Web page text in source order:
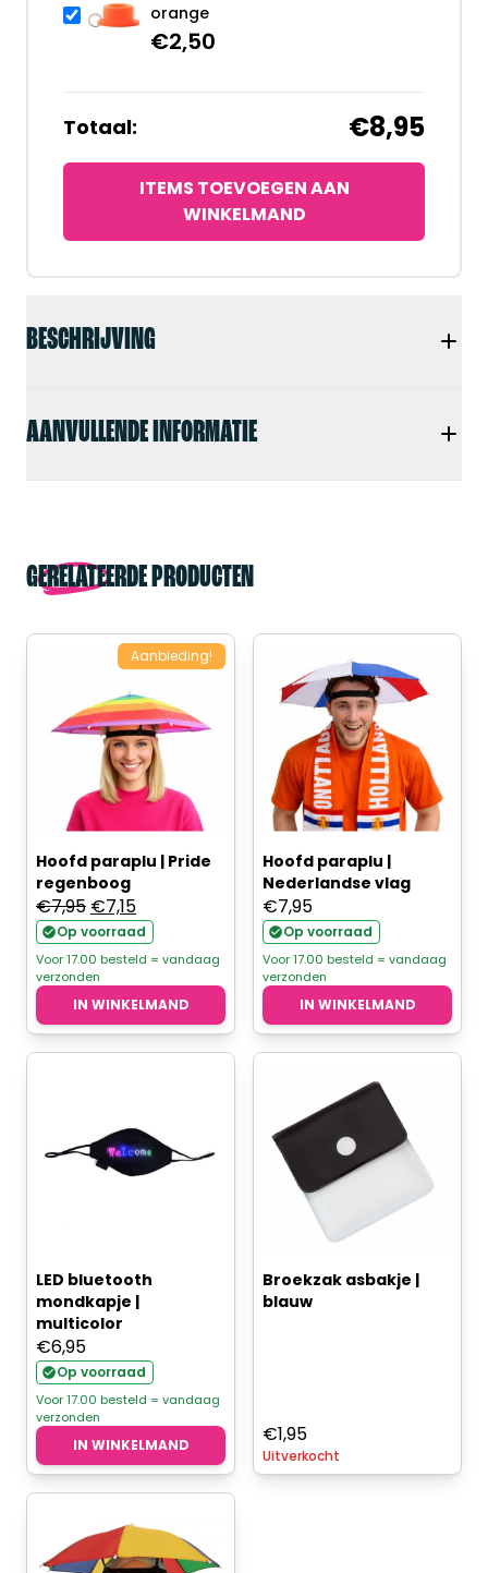
BESCHRIJVING
AANVULLENDE INFORMATIE
orange
€2,50
Totaal: €8,95
ITEMS TOEVOEGEN AAN
WINKELMAND
GERELATEERDE PRODUCTEN
Aanbieding!
Hoofd paraplu | Pride
regenboog
€7,95 Oorspronkelijke
prijs
was:
€7,95.
€7,15Huidige
prijs
is:
€7,15.
Op voorraad
Voor 17.00 besteld = vandaag
verzonden
IN WINKELMAND
Hoofd paraplu |
Nederlandse vlag
€7,95
Op voorraad
Voor 17.00 besteld = vandaag
verzonden
IN WINKELMAND
LED bluetooth
mondkapje |
multicolor
€6,95
Op voorraad
Voor 17.00 besteld = vandaag
verzonden
IN WINKELMAND
Broekzak asbakje |
blauw
€1,95
Uitverkocht